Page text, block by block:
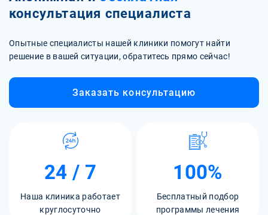
консультация специалиста
Опытные специалисты нашей клиники помогут найти
решение в вашей ситуации, обратитесь прямо сейчас!
Заказать консультацию
24 / 7
Наша клиника работает
круглосуточно
100%
Бесплатный подбор
программы лечения